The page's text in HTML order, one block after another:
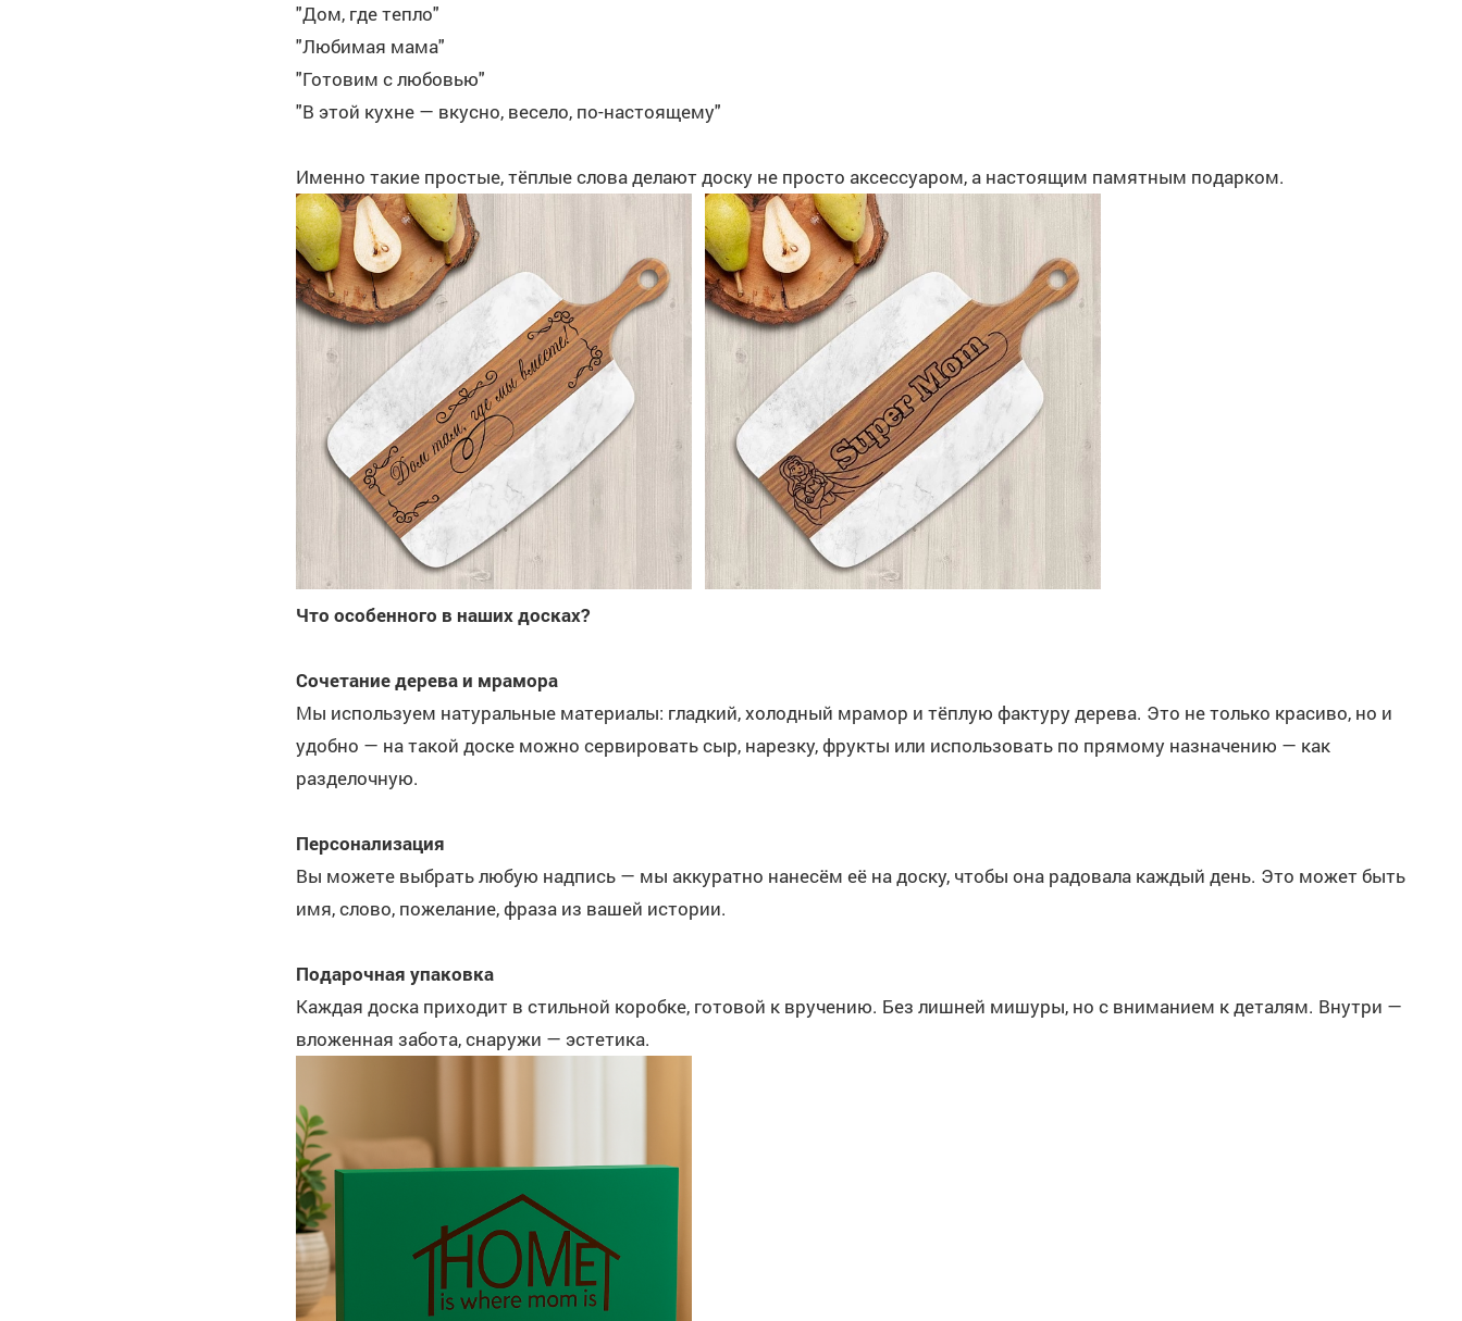
"Дом, где тепло"
"Любимая мама"
"Готовим с любовью"
"В этой кухне — вкусно, весело, по-настоящему"
Именно такие простые, тёплые слова делают доску не просто аксессуаром, а настоящим памятным подарком.
Что особенного в наших досках?
Сочетание дерева и мрамора
Мы используем натуральные материалы: гладкий, холодный мрамор и тёплую фактуру дерева. Это не только красиво, но и
удобно — на такой доске можно сервировать сыр, нарезку, фрукты или использовать по прямому назначению — как
разделочную.
Персонализация
Вы можете выбрать любую надпись — мы аккуратно нанесём её на доску, чтобы она радовала каждый день. Это может быть
имя, слово, пожелание, фраза из вашей истории.
Подарочная упаковка
Каждая доска приходит в стильной коробке, готовой к вручению. Без лишней мишуры, но с вниманием к деталям. Внутри —
вложенная забота, снаружи — эстетика.